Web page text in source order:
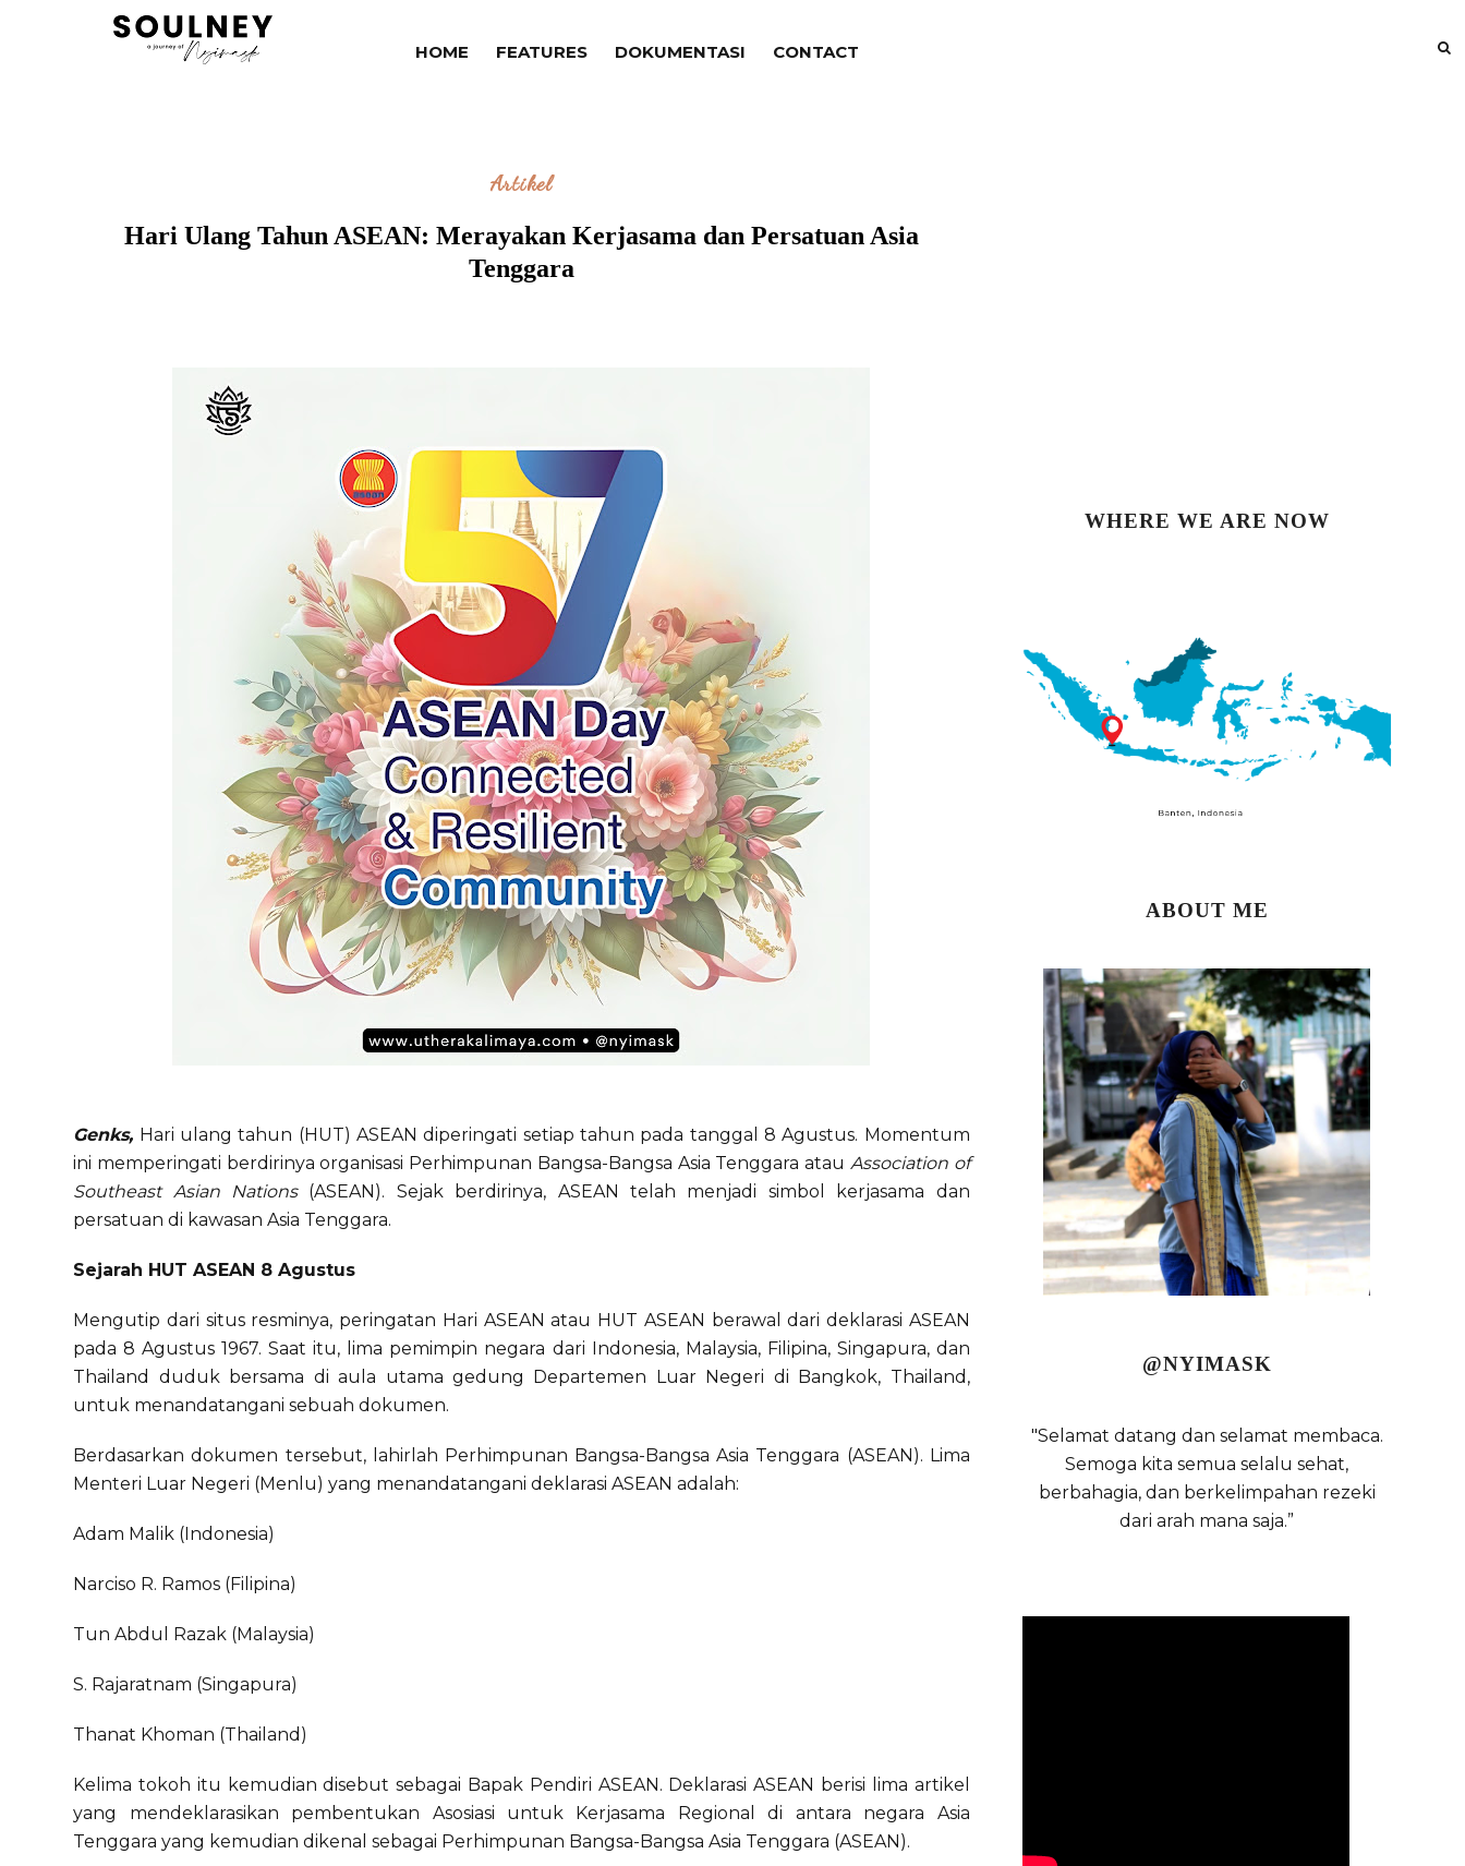
HOME FEATURES DOKUMENTASI CONTACT
Artikel
Hari Ulang Tahun ASEAN: Merayakan Kerjasama dan Persatuan Asia
Tenggara
Genks, Hari ulang tahun (HUT) ASEAN diperingati setiap tahun pada tanggal 8 Agustus. Momentum
ini memperingati berdirinya organisasi Perhimpunan Bangsa-Bangsa Asia Tenggara atau Association of
Southeast Asian Nations(ASEAN). Sejak berdirinya, ASEAN telah menjadi simbol kerjasama dan
persatuan di kawasan Asia Tenggara.
Sejarah HUT ASEAN 8 Agustus
Mengutip dari situs resminya, peringatan Hari ASEAN atau HUT ASEAN berawal dari deklarasi ASEAN
pada 8 Agustus 1967. Saat itu, lima pemimpin negara dari Indonesia, Malaysia, Filipina, Singapura, dan
Thailand duduk bersama di aula utama gedung Departemen Luar Negeri di Bangkok, Thailand,
untuk menandatangani sebuah dokumen.
Berdasarkan dokumen tersebut, lahirlah Perhimpunan Bangsa-Bangsa Asia Tenggara (ASEAN). Lima
Menteri Luar Negeri (Menlu) yang menandatangani deklarasi ASEAN adalah:
Adam Malik (Indonesia)
Narciso R. Ramos (Filipina)
Tun Abdul Razak (Malaysia)
S. Rajaratnam (Singapura)
Thanat Khoman (Thailand)
Kelima tokoh itu kemudian disebut sebagai Bapak Pendiri ASEAN. Deklarasi ASEAN berisi lima artikel
yang mendeklarasikan pembentukan Asosiasi untuk Kerjasama Regional di antara negara Asia
Tenggara yang kemudian dikenal sebagai Perhimpunan Bangsa-Bangsa Asia Tenggara (ASEAN).
WHERE WE ARE NOW
ABOUT ME
@NYIMASK
"Selamat datang dan selamat membaca.
Semoga kita semua selalu sehat,
berbahagia, dan berkelimpahan rezeki
dari arah mana saja.”